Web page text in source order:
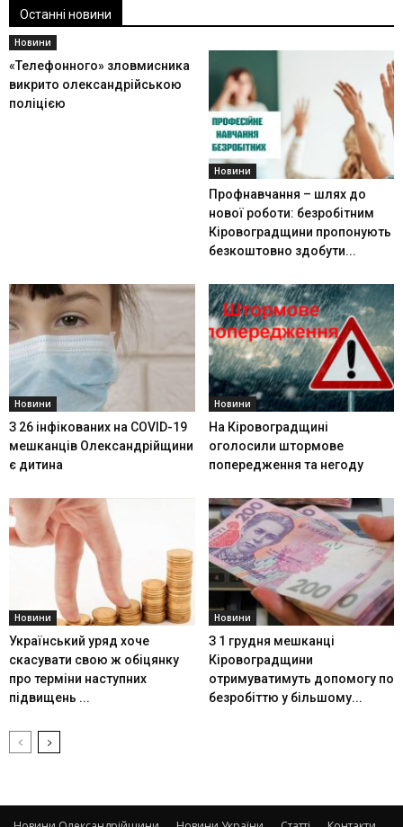
Останні новини
Новини
«Телефонного» зловмисника
викрито олександрійською
поліцією
Новини
Профнавчання – шлях до
нової роботи: безробітним
Кіровоградщини пропонують
безкоштовно здобути...
Новини
З 26 інфікованих на COVID-19
мешканців Олександрійщини
є дитина
Новини
На Кіровоградщині
оголосили штормове
попередження та негоду
Новини
Український уряд хоче
скасувати свою ж обіцянку
про терміни наступних
підвищень ...
Новини
З 1 грудня мешканці
Кіровоградщини
отримуватимуть допомогу по
безробіттю у більшому...